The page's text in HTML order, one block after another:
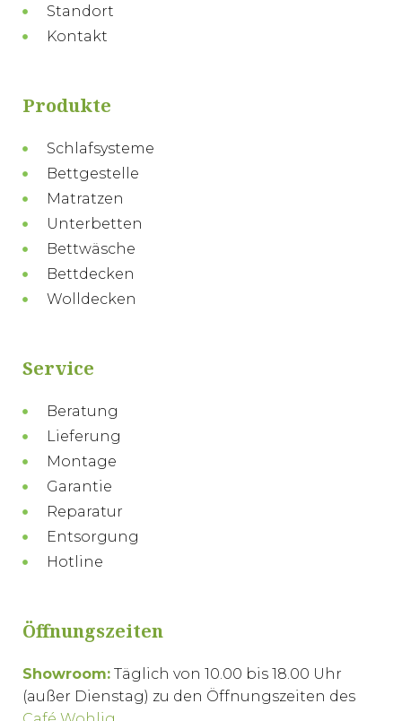
Standort
Kontakt
Produkte
Schlafsysteme
Bettgestelle
Matratzen
Unterbetten
Bettwäsche
Bettdecken
Wolldecken
Service
Beratung
Lieferung
Montage
Garantie
Reparatur
Entsorgung
Hotline
Öffnungszeiten
Showroom: Täglich von 10.00 bis 18.00 Uhr
(außer Dienstag) zu den Öffnungszeiten des